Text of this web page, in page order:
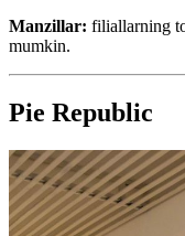
Manzillar: filiallarning
mumkin.
Pie Republic